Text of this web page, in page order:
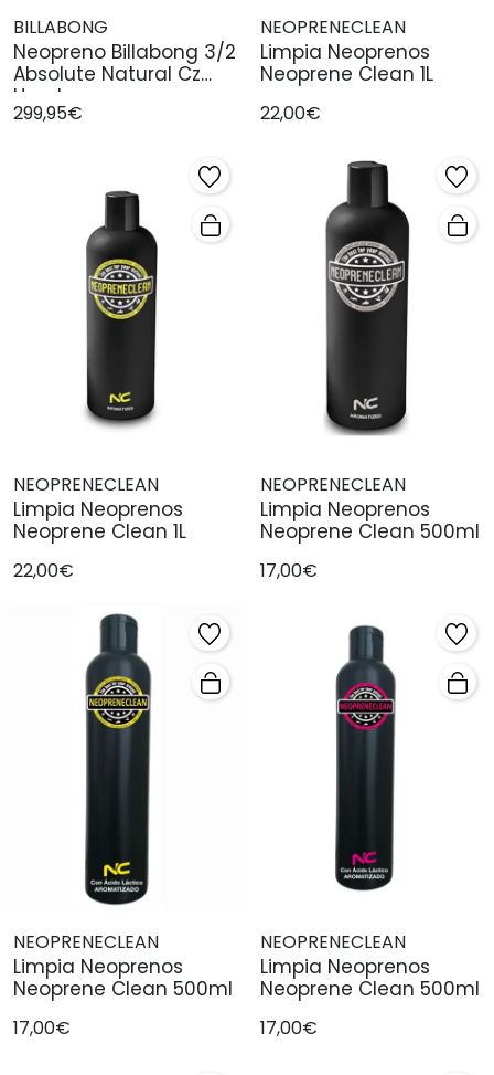
BILLABONG
Neopreno Billabong 3/2
Absolute Natural Cz
Hombre
299,95€
NEOPRENECLEAN
Limpia Neoprenos
Neoprene Clean 1L
22,00€
NEOPRENECLEAN
Limpia Neoprenos
Neoprene Clean 1L
22,00€
NEOPRENECLEAN
Limpia Neoprenos
Neoprene Clean 500ml
17,00€
NEOPRENECLEAN
Limpia Neoprenos
Neoprene Clean 500ml
17,00€
NEOPRENECLEAN
Limpia Neoprenos
Neoprene Clean 500ml
17,00€